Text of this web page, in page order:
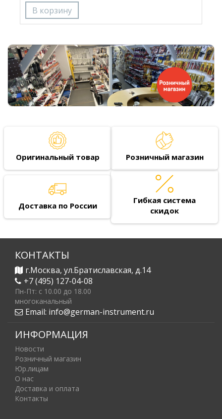
Оригинальный товар Розничный магазин
Доставка по России
Гибкая система
скидок
КОНТАКТЫ
г.Москва, ул.Братиславская, д.14
+7 (495) 127-04-08
Пн-Пт: c 10.00 до 18.00
многоканальный
Email: info@german-instrument.ru
ИНФОРМАЦИЯ
Новости
Розничный магазин
Юр.лицам
О нас
Доставка и оплата
Контакты